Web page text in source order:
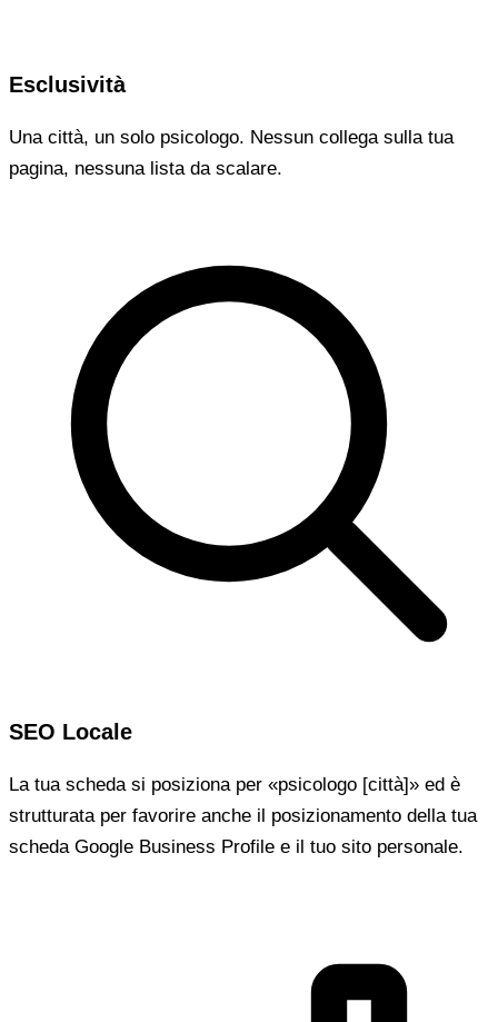
Esclusività
Una città, un solo psicologo. Nessun collega sulla tua
pagina, nessuna lista da scalare.
SEO Locale
La tua scheda si posiziona per «psicologo [città]» ed è
strutturata per favorire anche il posizionamento della tua
scheda Google Business Profile e il tuo sito personale.